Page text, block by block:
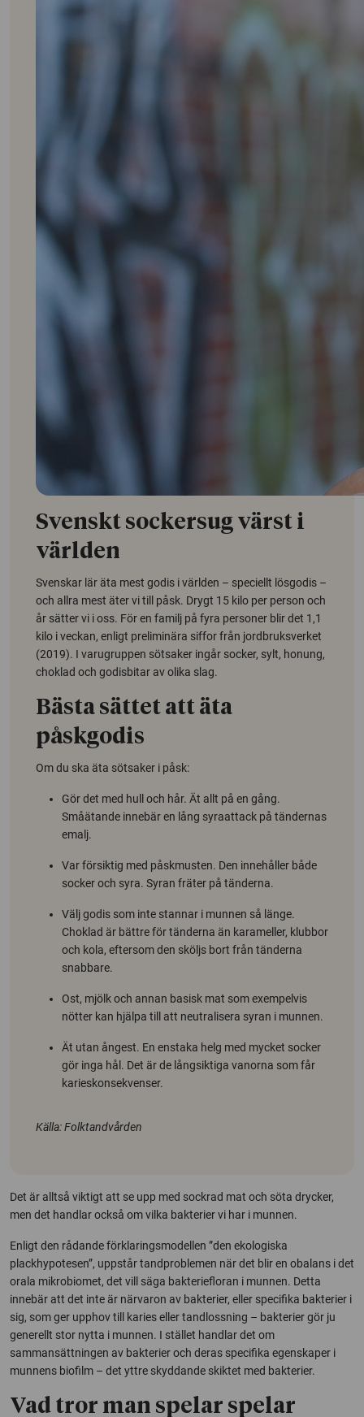
Svenskt sockersug värst i
världen
Svenskar lär äta mest godis i världen – speciellt lösgodis –
och allra mest äter vi till påsk. Drygt 15 kilo per person och
år sätter vi i oss. För en familj på fyra personer blir det 1,1
kilo i veckan, enligt preliminära siffor från jordbruksverket
(2019). I varugruppen sötsaker ingår socker, sylt, honung,
choklad och godisbitar av olika slag.
Bästa sättet att äta
påskgodis
Om du ska äta sötsaker i påsk:
Gör det med hull och hår. Ät allt på en gång.
Småätande innebär en lång syraattack på tändernas
emalj.
Var försiktig med påskmusten. Den innehåller både
socker och syra. Syran fräter på tänderna.
Välj godis som inte stannar i munnen så länge.
Choklad är bättre för tänderna än karameller, klubbor
och kola, eftersom den sköljs bort från tänderna
snabbare.
Ost, mjölk och annan basisk mat som exempelvis
nötter kan hjälpa till att neutralisera syran i munnen.
Ät utan ångest. En enstaka helg med mycket socker
gör inga hål. Det är de långsiktiga vanorna som får
karieskonsekvenser.
Källa: Folktandvården
Det är alltså viktigt att se upp med sockrad mat och söta drycker,
men det handlar också om vilka bakterier vi har i munnen.
Enligt den rådande förklaringsmodellen ”den ekologiska
plackhypotesen”, uppstår tandproblemen när det blir en obalans i det
orala mikrobiomet, det vill säga bakteriefloran i munnen. Detta
innebär att det inte är närvaron av bakterier, eller specifika bakterier i
sig, som ger upphov till karies eller tandlossning – bakterier gör ju
generellt stor nytta i munnen. I stället handlar det om
sammansättningen av bakterier och deras specifika egenskaper i
munnens biofilm – det yttre skyddande skiktet med bakterier.
Vad tror man spelar spelar